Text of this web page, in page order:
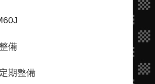
備
期整備